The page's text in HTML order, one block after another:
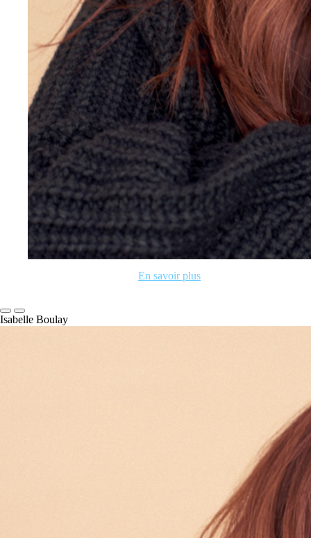
En savoir plus
Isabelle Boulay